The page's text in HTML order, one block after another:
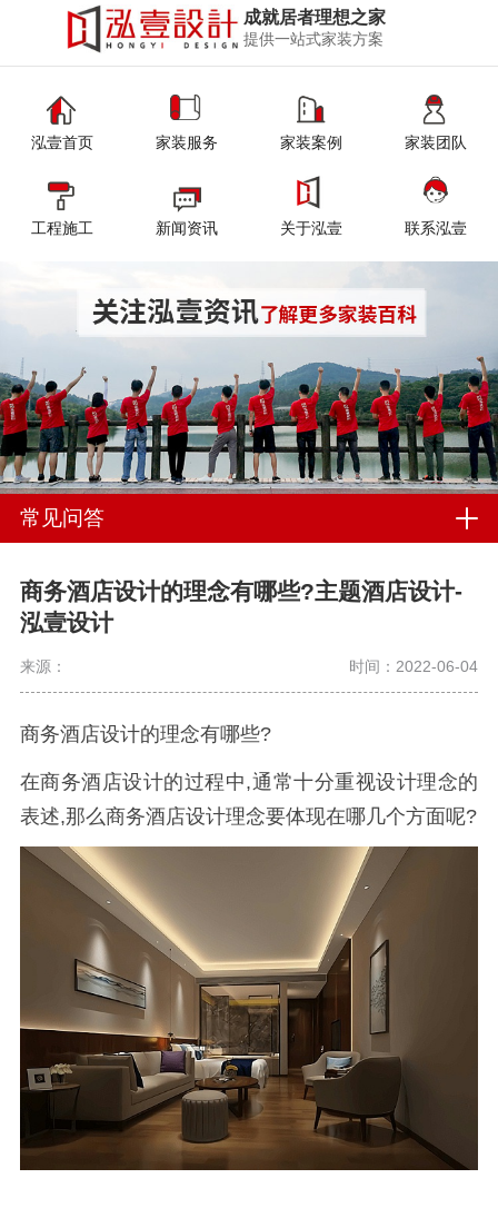
成就居者理想之家
提供一站式家装方案
泓壹首页 家装服务 家装案例 家装团队
工程施工 新闻资讯 关于泓壹 联系泓壹
常见问答
商务酒店设计的理念有哪些?主题酒店设计-
泓壹设计
来源： 时间：2022-06-04
商务酒店设计的理念有哪些?
在商务酒店设计的过程中,通常十分重视设计理念的
表述,那么商务酒店设计理念要体现在哪几个方面呢?